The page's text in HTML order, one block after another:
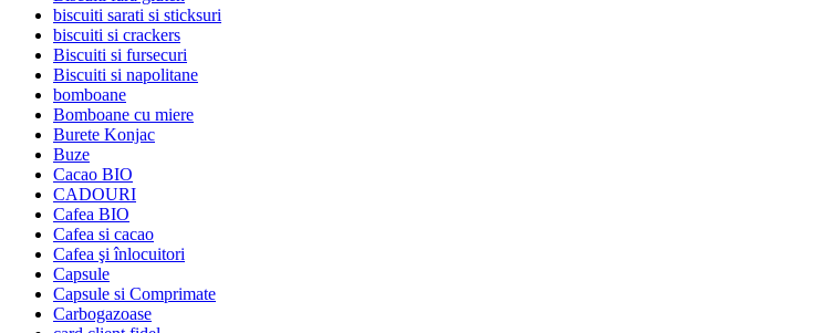
biscuiti sarati si sticksuri
biscuiti si crackers
Biscuiti si fursecuri
Biscuiti si napolitane
bomboane
Bomboane cu miere
Burete Konjac
Buze
Cacao BIO
CADOURI
Cafea BIO
Cafea si cacao
Cafea şi înlocuitori
Capsule
Capsule si Comprimate
Carbogazoase